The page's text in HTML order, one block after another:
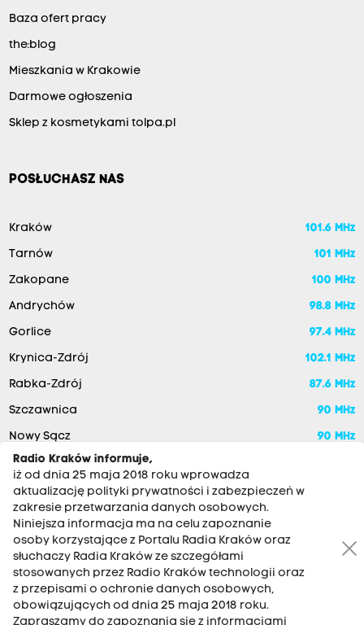
Baza ofert pracy
the:blog
Mieszkania w Krakowie
Darmowe ogłoszenia
Sklep z kosmetykami tolpa.pl
POSŁUCHASZ NAS
Kraków 101.6 MHz
Tarnów 101 MHz
Zakopane 100 MHz
Andrychów 98.8 MHz
Gorlice 97.4 MHz
Krynica-Zdrój 102.1 MHz
Rabka-Zdrój 87.6 MHz
Szczawnica 90 MHz
Nowy Sącz 90 MHz
RADIO KRAKÓW SA. Aleja Juliusza Słowackiego 22, 30-007
Kraków
Antena: 12 200 33 33
Radio Kraków informuje,
iż od dnia 25 maja 2018 roku wprowadza
aktualizację polityki prywatności i zabezpieczeń w
zakresie przetwarzania danych osobowych.
Niniejsza informacja ma na celu zapoznanie
osoby korzystające z Portalu Radia Kraków oraz
słuchaczy Radia Kraków ze szczegółami
stosowanych przez Radio Kraków technologii oraz
z przepisami o ochronie danych osobowych,
obowiązujących od dnia 25 maja 2018 roku.
Zapraszamy do zapoznania się z informacjami